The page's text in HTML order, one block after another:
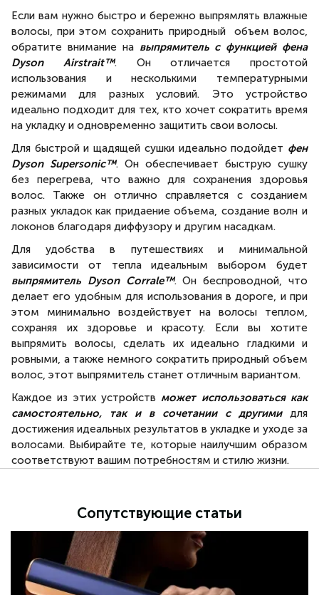
boost (для
эффекта
укладки)
Инструменты для сушки: насадки для сглаживания
непослушных прядей
Насадки для
сглаживания волос и
скрытия непослушных
прядей
Насадка-
и насадка для
непослушных
волос
Инструменты для укладки: насадки для накрутки локонов
Цилиндрическая насадки
40 мм
Цилиндрическая насадки
30 мм
Круглая щетка для
создания объема
Жесткая щетка для
выпрямления волос
Мягкая щетка для
выпрямления волос
Диффузор для
кудрей и
локонов
Насадка для
укладки
Насадка-
гребень с
широкими
зубьями
Входящие в комплект аксессуары*
(разная комплектация, уточните
Кейс для хранения
Щетка для очистки
фильтра
Кейс для
хранения
Щетка для
коврик
Зависимость от сети
Проводной Проводной
Если вам нужно быстро и бережно выпрямлять влажные
волосы, при этом сохранить природный объем волос,
обратите внимание на выпрямитель с функцией фена
Dyson Airstrait™. Он отличается простотой
использования и несколькими температурными
режимами для разных условий. Это устройство
идеально подходит для тех, кто хочет сократить время
на укладку и одновременно защитить свои волосы.
Для быстрой и щадящей сушки идеально подойдет фен
Dyson Supersonic™. Он обеспечивает быструю сушку
без перегрева, что важно для сохранения здоровья
волос. Также он отлично справляется с созданием
разных укладок как придаение объема, создание волн и
локонов благодаря диффузору и другим насадкам.
Для удобства в путешествиях и минимальной
зависимости от тепла идеальным выбором будет
выпрямитель Dyson Corrale™. Он беспроводной, что
делает его удобным для использования в дороге, и при
этом минимально воздействует на волосы теплом,
сохраняя их здоровье и красоту. Если вы хотите
выпрямить волосы, сделать их идеально гладкими и
ровными, а также немного сократить природный объем
волос, этот выпрямитель станет отличным вариантом.
Каждое из этих устройств может использоваться как
самостоятельно, так и в сочетании с другимидля
достижения идеальных результатов в укладке и уходе за
волосами. Выбирайте те, которые наилучшим образом
соответствуют вашим потребностям и стилю жизни.
Сопутствующие статьи